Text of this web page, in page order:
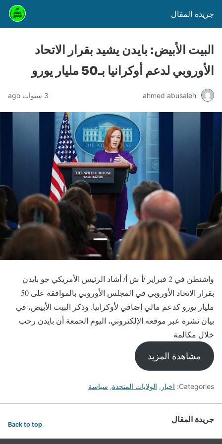
جريدة المقال
البيت الأبيض: بايدن يشيد بقرار الاتحاد
الأوروبي لدعم أوكرانيا بـ50 مليار يورو
ahmed abusaleh 3 سنوات ago
واشنطن في 2 فبراير /أ ش أ/ أشاد الرئيس الأمريكي جو بايدن
بقرار الاتحاد الأوروبي في المجلس الأوروبي بالموافقة على 50
مليار يورو كدعم مالي إضافي لأوكرانيا. وذكر البيت الأبيض، في
بيان نشره عبر موقعه الإلكتروني، اليوم الجمعة أن بايدن رحب
خلال مكالمة
مشاهدة المزيد
Categories: اخبار , الولايات المتحدة, سياسة
جريدة المقال Back to top